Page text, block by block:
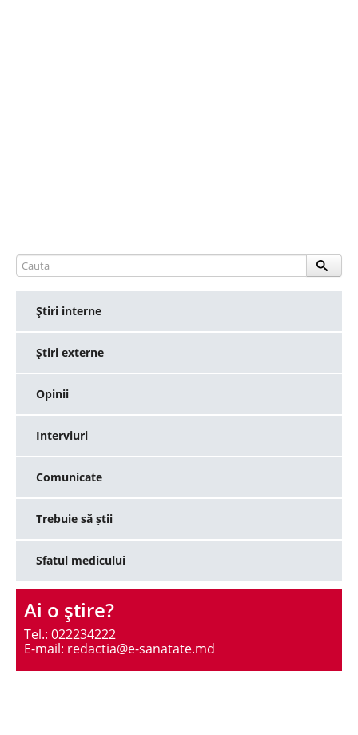
Ştiri interne
Ştiri externe
Opinii
Interviuri
Comunicate
Trebuie să știi
Sfatul medicului
Ai o ştire?
Tel.: 022234222
E-mail: redactia@e-sanatate.md